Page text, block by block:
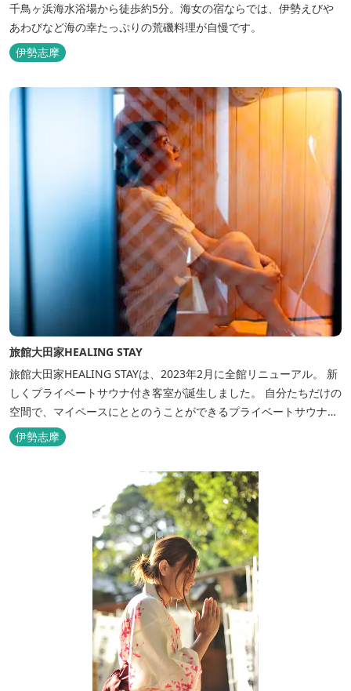
千鳥ヶ浜海水浴場から徒歩約5分。海女の宿ならでは、伊勢えびや
あわびなど海の幸たっぷりの荒磯料理が自慢です。
伊勢志摩
旅館大田家HEALING STAY
旅館大田家HEALING STAYは、2023年2月に全館リニューアル。 新
しくプライベートサウナ付き客室が誕生しました。 自分たちだけの
空間で、マイペースにととのうことができるプライベートサウナ。
相差ならではの新鮮な海の幸、豊かな自然、温泉、そしてサウナで
ととのう至福のひとときを。
伊勢志摩